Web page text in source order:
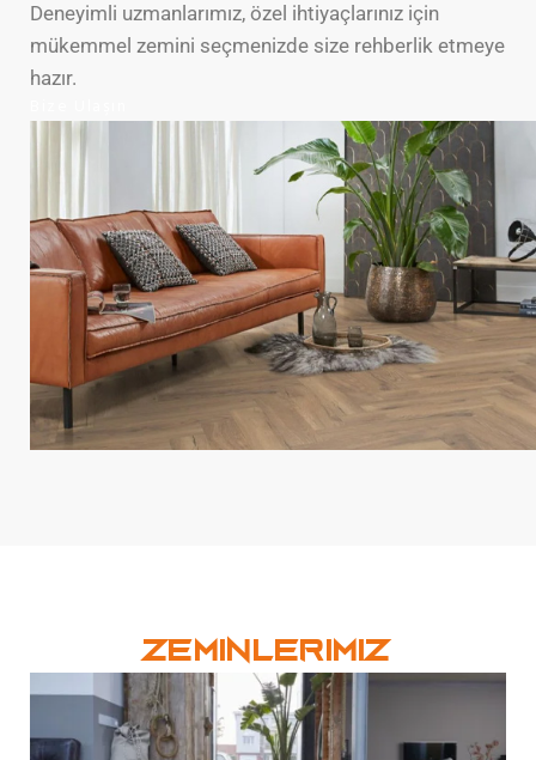
Deneyimli uzmanlarımız, özel ihtiyaçlarınız için
mükemmel zemini seçmenizde size rehberlik etmeye
hazır.
Zeminlerimiz